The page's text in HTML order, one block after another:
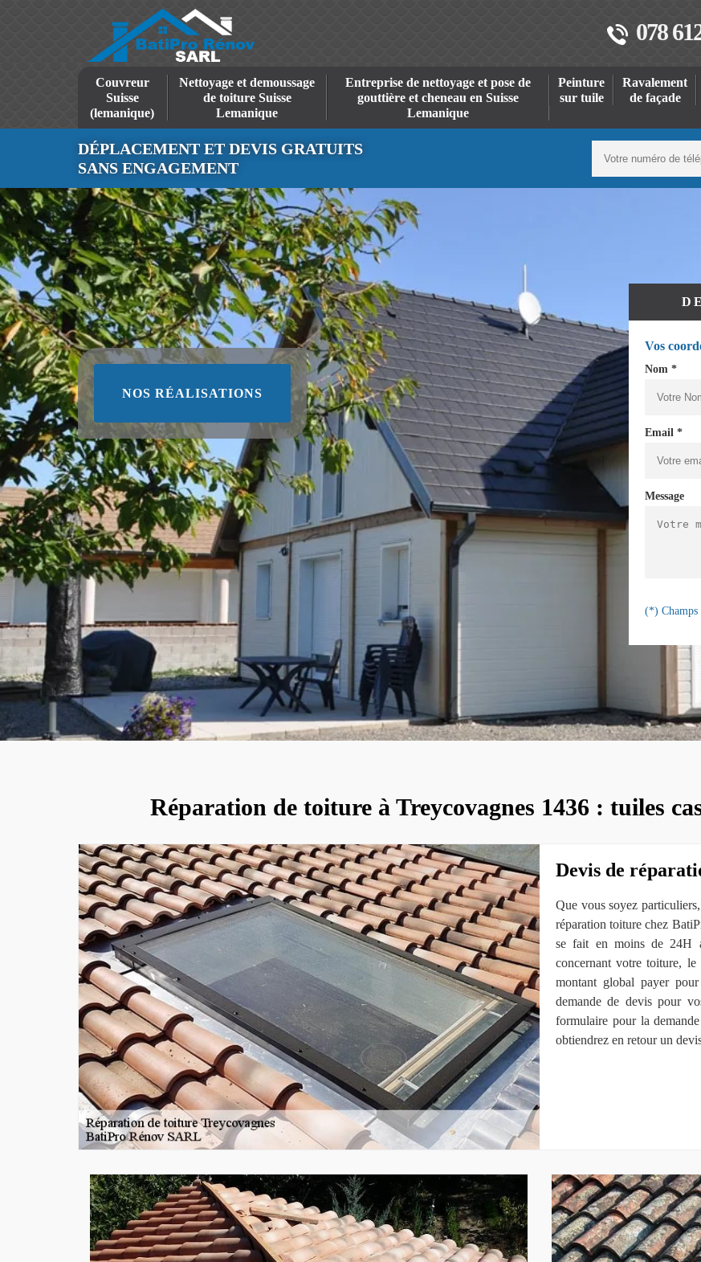
078
Couvreur
Suisse
(lemanique)
Nettoyage et demoussage
de toiture Suisse
Lemanique
Entreprise de nettoyage et pose de
gouttière et cheneau en Suisse
Lemanique
Peinture
sur tuile
Ravalement
de façade
DÉPLACEMENT ET DEVIS GRATUITS
SANS ENGAGEMENT
NOS RÉALISATIONS
Vos
Nom *
Email *
Message
(*)
Réparation de toiture à Treycovagnes 1436 : tuiles
Devis de
Que vous soyez
réparation toiture chez
se fait en moins de 24H
concernant votre toiture,
montant global payer
demande de devis pour
formulaire pour la
obtiendrez en retour un